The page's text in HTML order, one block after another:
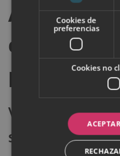
Accesorios
definen el
personal
Vuelven las
sol
Cookies de
preferencias
Cookies no